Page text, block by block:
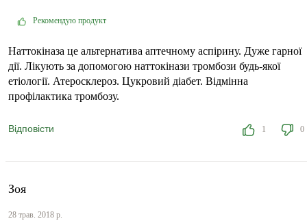
Рекомендую продукт
Наттокіназа це альтернатива аптечному аспірину. Дуже гарної
дії. Лікують за допомогою наттокінази тромбози будь-якої
етіології. Атеросклероз. Цукровий діабет. Відмінна
профілактика тромбозу.
Відповісти 1 0
Зоя
28 трав. 2018 р.